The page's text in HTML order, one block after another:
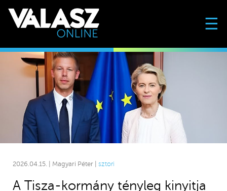
☰
2026.04.15. | Magyari Péter | sztori
A Tisza-kormány tényleg kinyitja